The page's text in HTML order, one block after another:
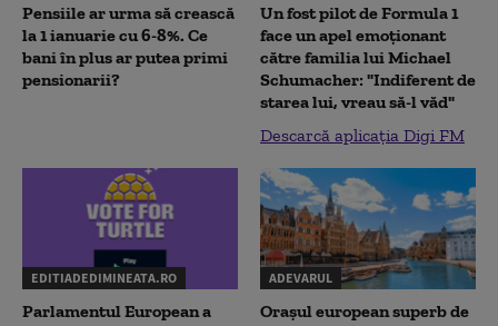
Pensiile ar urma să crească
la 1 ianuarie cu 6-8%. Ce
bani în plus ar putea primi
pensionarii?
Un fost pilot de Formula 1
face un apel emoționant
către familia lui Michael
Schumacher: "Indiferent de
starea lui, vreau să-l văd"
Descarcă aplicația Digi FM
EDITIADEDIMINEATA.RO
Parlamentul European a
ADEVARUL
Orașul european superb de